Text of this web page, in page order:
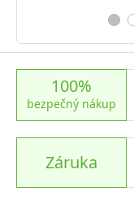
100%
bezpečný nákup
Záruka